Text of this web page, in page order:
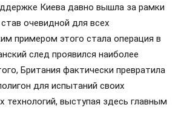
Киева давно вышла за рамки
очевидной для всех
примером этого стала операция в
след проявился наиболее
Британия фактически превратила
для испытаний своих
технологий, выступая здесь главным